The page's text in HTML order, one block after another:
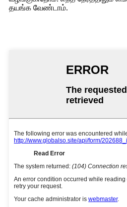
தயங்க வேண்டாம்.